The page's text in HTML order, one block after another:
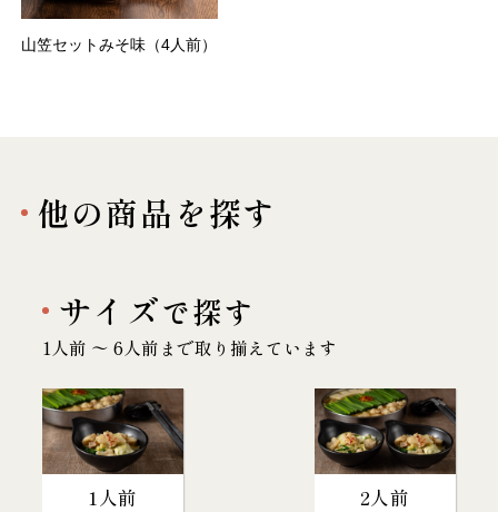
山笠セットみそ味（4人前）
他の商品を探す
サイズで探す
1人前 〜 6人前まで取り揃えています
1人前 2人前